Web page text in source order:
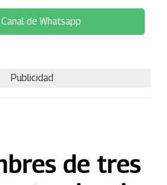
Canal de Whatsapp
Publicidad
de tres